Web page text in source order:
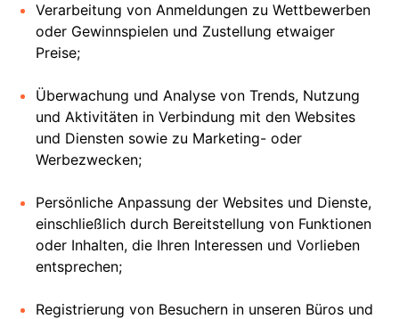
Verarbeitung von Anmeldungen zu Wettbewerben
oder Gewinnspielen und Zustellung etwaiger
Preise;
Überwachung und Analyse von Trends, Nutzung
und Aktivitäten in Verbindung mit den Websites
und Diensten sowie zu Marketing- oder
Werbezwecken;
Persönliche Anpassung der Websites und Dienste,
einschließlich durch Bereitstellung von Funktionen
oder Inhalten, die Ihren Interessen und Vorlieben
entsprechen;
Registrierung von Besuchern in unseren Büros und